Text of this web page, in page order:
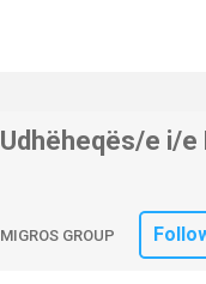
Udhëheqës/e i/
MIGROS GROUP